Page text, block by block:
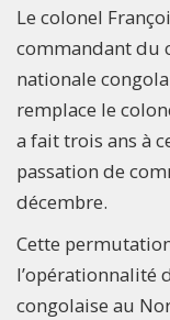
Le colonel
commandant du
nationale
remplace le
a fait trois ans à
passation de
décembre.
Cette
l’opérationnalité
congolaise au